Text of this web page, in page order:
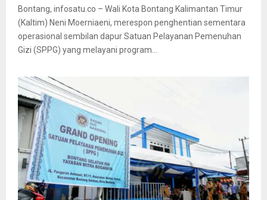
Bontang, infosatu.co – Wali Kota Bontang Kalimantan Timur
(Kaltim) Neni Moerniaeni, merespon penghentian sementara
operasional sembilan dapur Satuan Pelayanan Pemenuhan
Gizi (SPPG) yang melayani program...